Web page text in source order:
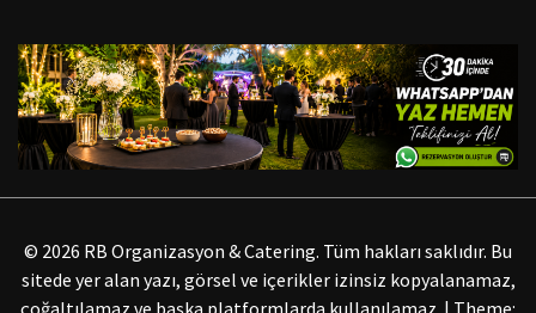
© 2026 RB Organizasyon & Catering. Tüm hakları saklıdır. Bu
sitede yer alan yazı, görsel ve içerikler izinsiz kopyalanamaz,
çoğaltılamaz ve başka platformlarda kullanılamaz. | Theme: